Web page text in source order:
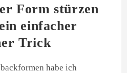
Form stürzen
einfacher
Trick
habe ich